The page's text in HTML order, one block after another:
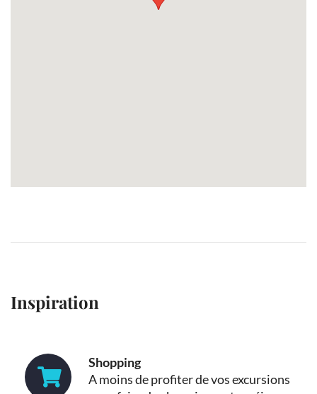
Inspiration
Shopping
A moins de profiter de vos excursions